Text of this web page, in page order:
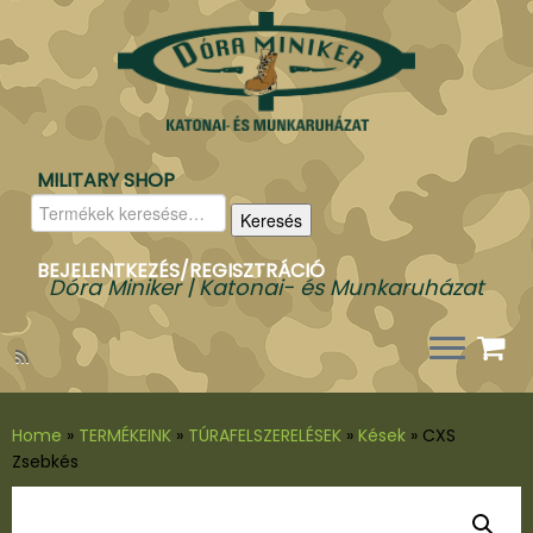
MILITARY SHOP
Keresés
a
következőre:
Keresés
BEJELENTKEZÉS/REGISZTRÁCIÓ
Dóra Miniker | Katonai- és Munkaruházat
Home » TERMÉKEINK » TÚRAFELSZERELÉSEK » Kések » CXS
Zsebkés